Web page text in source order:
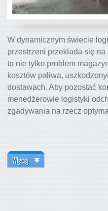
W dynamicznym świecie
przestrzeni przekłada się
to nie tylko problem
kosztów paliwa,
dostawach. Aby pozostać
menedżerowie logistyki
zgadywania na rzecz
Więcej